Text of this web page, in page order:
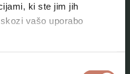
ki ste jim jih
vašo uporabo